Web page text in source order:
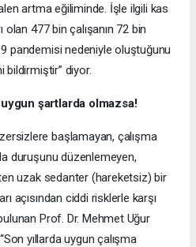
artma eğiliminde. İşle ilgili kas
477 bin çalışanın 72 bin
pandemisi nedeniyle oluştuğunu
bildirmiştir” diyor.
uygun şartlarda olmazsa!
başlamayan, çalışma
duruşunu düzenlemeyen,
uzak sedanter (hareketsiz) bir
açısından ciddi risklerle karşı
Prof. Dr. Mehmet Uğur
yıllarda uygun çalışma